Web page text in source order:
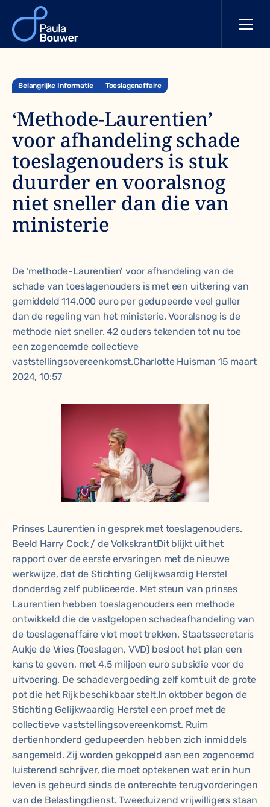
Belangrijke Informatie Toeslagenaffaire
‘Methode-Laurentien’
voor afhandeling schade
toeslagenouders is stuk
duurder en vooralsnog
niet sneller dan die van
ministerie
De ‘methode-Laurentien’ voor afhandeling van de
schade van toeslagenouders is met een uitkering van
gemiddeld 114.000 euro per gedupeerde veel guller
dan de regeling van het ministerie. Vooralsnog is de
methode niet sneller. 42 ouders tekenden tot nu toe
een zogenoemde collectieve
vaststellingsovereenkomst.Charlotte Huisman 15 maart
2024, 10:57
Prinses Laurentien in gesprek met toeslagenouders.
Beeld Harry Cock / de VolkskrantDit blijkt uit het
rapport over de eerste ervaringen met de nieuwe
werkwijze, dat de Stichting Gelijkwaardig Herstel
donderdag zelf publiceerde. Met steun van prinses
Laurentien hebben toeslagenouders een methode
ontwikkeld die de vastgelopen schadeafhandeling van
de toeslagenaffaire vlot moet trekken. Staatssecretaris
Aukje de Vries (Toeslagen, VVD) besloot het plan een
kans te geven, met 4,5 miljoen euro subsidie voor de
uitvoering. De schadevergoeding zelf komt uit de grote
pot die het Rijk beschikbaar stelt.In oktober begon de
Stichting Gelijkwaardig Herstel een proef met de
collectieve vaststellingsovereenkomst. Ruim
dertienhonderd gedupeerden hebben zich inmiddels
aangemeld. Zij worden gekoppeld aan een zogenoemd
luisterend schrijver, die moet optekenen wat er in hun
leven is gebeurd sinds de onterechte terugvorderingen
van de Belastingdienst. Tweeduizend vrijwilligers staan